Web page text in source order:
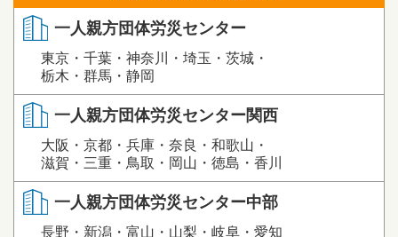
一人親方団体労災センター
東京・千葉・神奈川・埼玉・茨城・
栃木・群馬・静岡
一人親方団体労災センター関西
大阪・京都・兵庫・奈良・和歌山・
滋賀・三重・鳥取・岡山・徳島・香川
一人親方団体労災センター中部
長野・新潟・富山・山梨・岐阜・愛知